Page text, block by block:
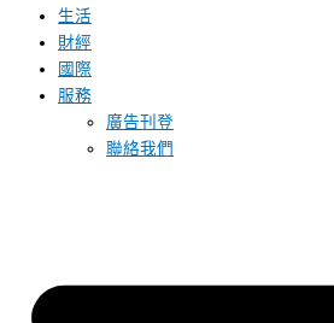
生活
財經
國際
服務
廣告刊登
聯絡我們